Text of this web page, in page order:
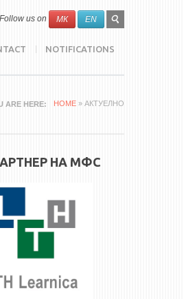
SEARCH
FORM
Search
Follow us on МК EN
NOTIFICATIONS
ARE HERE HOME » АКТУЕЛНО
НА МФС